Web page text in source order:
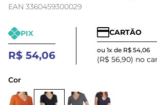
EAN 3360459300029
PIX
R$ 54,06
CARTÃO
ou 1x de R$ 54,06
(R$ 56,90) no
Cor